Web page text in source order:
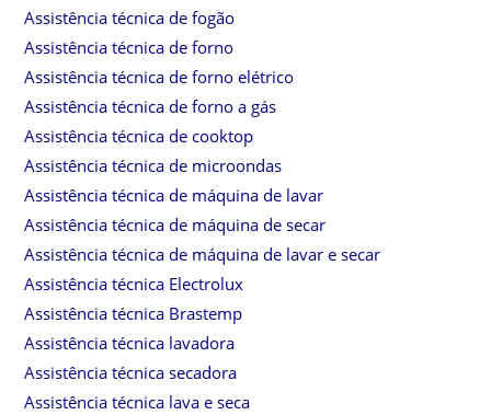
Assistência técnica de fogão
Assistência técnica de forno
Assistência técnica de forno elétrico
Assistência técnica de forno a gás
Assistência técnica de cooktop
Assistência técnica de microondas
Assistência técnica de máquina de lavar
Assistência técnica de máquina de secar
Assistência técnica de máquina de lavar e secar
Assistência técnica Electrolux
Assistência técnica Brastemp
Assistência técnica lavadora
Assistência técnica secadora
Assistência técnica lava e seca